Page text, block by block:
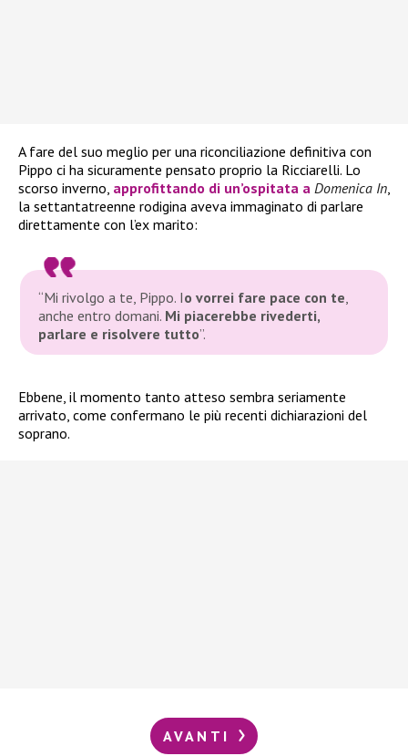
A fare del suo meglio per una riconciliazione definitiva con
Pippo ci ha sicuramente pensato proprio la Ricciarelli. Lo
scorso inverno, approfittando di un’ospitata a Domenica In,
la settantatreenne rodigina aveva immaginato di parlare
direttamente con l’ex marito:
“Mi rivolgo a te, Pippo. Io vorrei fare pace con te
anche entro domani. Mi piacerebbe rivederti,
parlare e risolvere tutto”.
Ebbene, il momento tanto atteso sembra seriamente
arrivato, come confermano le più recenti dichiarazioni del
soprano.
AVANTI